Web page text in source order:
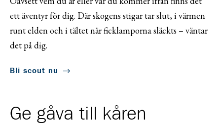
ett äventyr för dig. Där skogens stigar tar slut, i värmen
runt elden och i tältet när ficklamporna släckts – väntar
det på dig.
Bli scout nu
Ge gåva till kåren